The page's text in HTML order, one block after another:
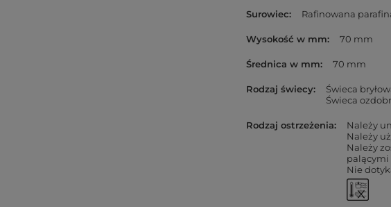
Surowiec Rafinowana
Wysokość w mm 70 mm
Średnica w mm 70 mm
Rodzaj świecy Świeca
Świeca
Rodzaj ostrzeżenia
Należy
Należy
Należy
palącymi
Nie